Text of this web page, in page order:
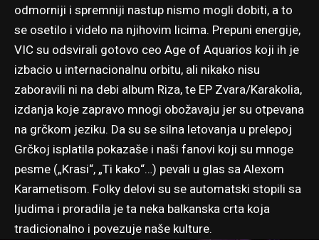
odmorniji i spremniji nastup nismo mogli dobiti, a to
se osetilo i videlo na njihovim licima. Prepuni energije,
VIC su odsvirali gotovo ceo Age of Aquarios koji ih je
izbacio u internacionalnu orbitu, ali nikako nisu
zaboravili ni na debi album Riza, te EP Zvara/Karakolia,
izdanja koje zapravo mnogi obožavaju jer su otpevana
na grčkom jeziku. Da su se silna letovanja u prelepoj
Grčkoj isplatila pokazaše i naši fanovi koji su mnoge
pesme („Krasi“, „Ti kako“…) pevali u glas sa Alexom
Karametisom. Folky delovi su se automatski stopili sa
ljudima i proradila je ta neka balkanska crta koja
tradicionalno i povezuje naše kulture.